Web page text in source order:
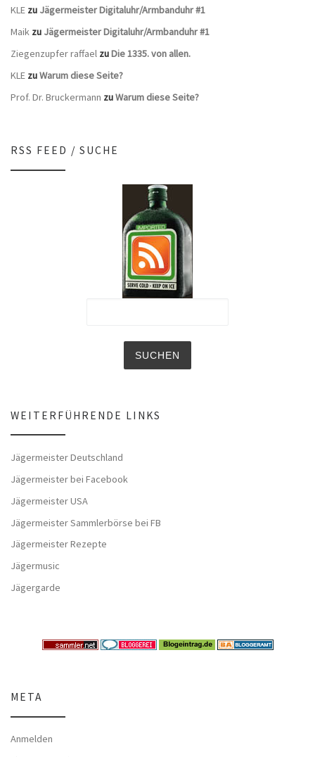
KLE zu Jägermeister Digitaluhr/Armbanduhr #1
Maik zu Jägermeister Digitaluhr/Armbanduhr #1
Ziegenzupfer raffael zuDie 1335. von allen.
KLE zuWarum diese Seite?
Prof. Dr. Bruckermann zuWarum diese Seite?
RSS FEED / SUCHE
WEITERFÜHRENDE LINKS
Jägermeister Deutschland
Jägermeister bei Facebook
Jägermeister USA
Jägermeister Sammlerbörse bei FB
Jägermeister Rezepte
Jägermusic
Jägergarde
META
Anmelden